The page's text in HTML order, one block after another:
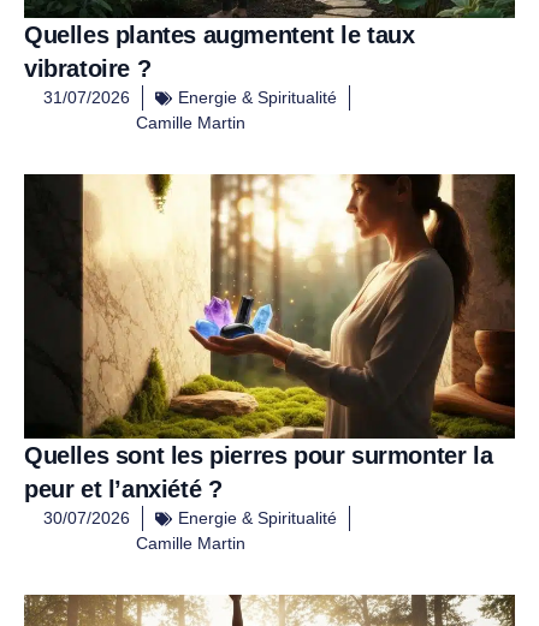
Quelles plantes augmentent le taux
vibratoire ?
31/07/2026
Energie & Spiritualité
Camille Martin
Quelles sont les pierres pour surmonter la
peur et l’anxiété ?
30/07/2026
Energie & Spiritualité
Camille Martin